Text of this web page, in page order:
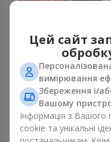
Квіти в коробці "15
троянд"
2 540 грн
Замовити
Цей сайт
вимірювання
Збереження і/
Вашому
Інформація з
cookie та унікальні